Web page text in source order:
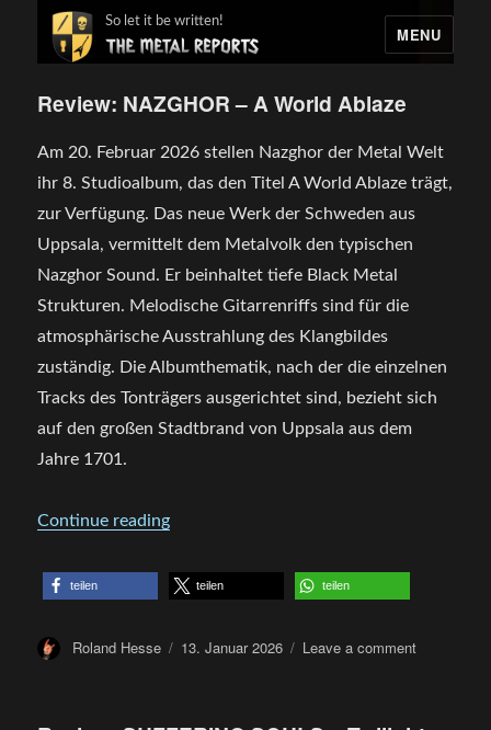
MENU
So let it be written!
Review: NAZGHOR – A World Ablaze
Am 20. Februar 2026 stellen Nazghor der Metal Welt
ihr 8. Studioalbum, das den Titel A World Ablaze trägt,
zur Verfügung. Das neue Werk der Schweden aus
Uppsala, vermittelt dem Metalvolk den typischen
Nazghor Sound. Er beinhaltet tiefe Black Metal
Strukturen. Melodische Gitarrenriffs sind für die
atmosphärische Ausstrahlung des Klangbildes
zuständig. Die Albumthematik, nach der die einzelnen
Tracks des Tonträgers ausgerichtet sind, bezieht sich
auf den großen Stadtbrand von Uppsala aus dem
Jahre 1701.
Continue reading„Review: NAZGHOR – A World Ablaze“
teilen teilen teilen
Author
Roland Hesse
Posted
13. Januar 2026 Leave a commenton